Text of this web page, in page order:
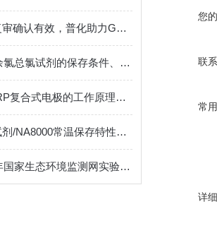
国标复审确认有效，普化助力GB 31570框架下炼油废水监测的合规性升级
DPD余氯总氯试剂的保存条件、有效期及稳定性研究
pH/ORP复合式电极的工作原理与结构解析
氨氮试剂/NA8000常温保存特性对降低运维成本的贡献分析
2026年国家生态环境监测网实验室能力考核全面启动
您
联
常
详